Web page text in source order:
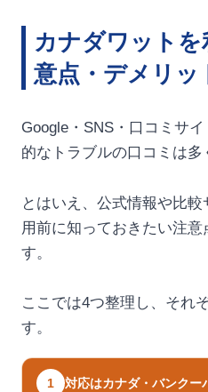
カナダワット
意点・デメリッ
Google・SNS・口コミサ
的なトラブルの口コミは多
とはいえ、公式情報や比
用前に知っておきたい注
す。
ここでは4つ整理し、それ
す。
1 対応はカナダ・バンクー